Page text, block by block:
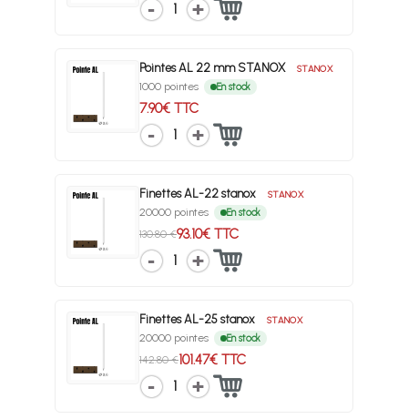
1
Pointes AL 22 mm STANOX STANOX
1000 pointes En stock
7.90€ TTC
1
Finettes AL-22 stanox STANOX
20000 pointes En stock
130.80 €93.10€ TTC
1
Finettes AL-25 stanox STANOX
20000 pointes En stock
142.80 €101.47€ TTC
1